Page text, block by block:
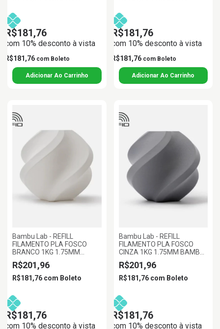
R$181,76
com 10% desconto à vista
R$181,76 com Boleto
R$181,76
com 10% desconto à vista
R$181,76 com Boleto
Bambu Lab - REFILL
FILAMENTO PLA FOSCO
BRANCO 1KG 1.75MM
BAMBU LAB
R$201,96
R$181,76 com Boleto
R$181,76
com 10% desconto à vista
Bambu Lab - REFILL
FILAMENTO PLA FOSCO
CINZA 1KG 1.75MM BAMBU
LAB
R$201,96
R$181,76 com Boleto
R$181,76
com 10% desconto à vista